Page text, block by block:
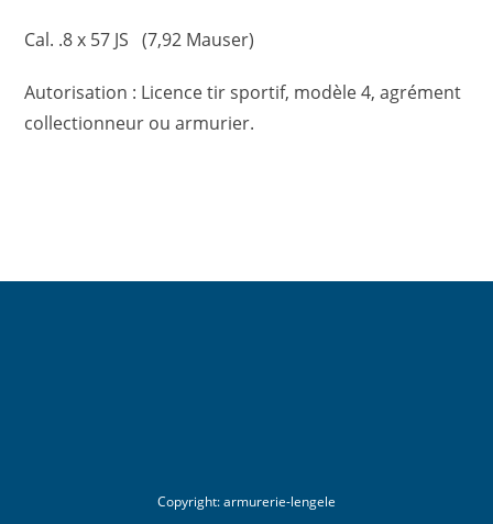
Cal. .8 x 57 JS (7,92 Mauser)
Autorisation : Licence tir sportif, modèle 4, agrément
collectionneur ou armurier.
Copyright:armurerie-lengele